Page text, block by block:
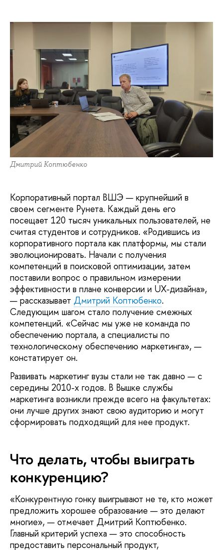
Дмитрий Коптюбенко
Корпоративный портал ВШЭ — крупнейший в
своем сегменте Рунета. Каждый день его
посещает 120 тысяч уникальных пользователей, не
считая студентов и сотрудников. «Родившись из
корпоративного портала как платформы, мы стали
эволюционировать. Начали с получения
компетенций в поисковой оптимизации, затем
поставили вопрос о правильном измерении
эффективности в плане конверсии и UX-дизайна»,
— рассказывает Дмитрий Коптюбенко.
Следующим шагом стало получение смежных
компетенций. «Сейчас мы уже не команда по
обеспечению портала, а специалисты по
технологическому обеспечению маркетинга», —
констатирует он.
Развивать маркетинг вузы стали не так давно — с
середины 2010-х годов. В Вышке службы
маркетинга возникли прежде всего на факультетах:
они лучше других знают свою аудиторию и могут
сформировать подходящий для нее продукт.
Что делать, чтобы выиграть
конкуренцию?
«Конкурентную гонку выигрывают не те, кто может
предложить хорошее образование — это делают
многие», — отмечает Дмитрий Коптюбенко.
Главный критерий успеха — это способность
предоставить персональный продукт,